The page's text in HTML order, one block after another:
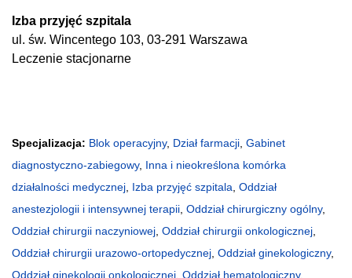
Izba przyjęć szpitala
ul. św. Wincentego 103, 03-291 Warszawa
Leczenie stacjonarne
Specjalizacja: Blok operacyjny, Dział farmacji Gabinet
diagnostyczno-zabiegowy, Inna i nieokreślona komórka
działalności medycznej Izba przyjęć szpitala Oddział
anestezjologii i intensywnej terapii Oddział chirurgiczny ogólny,
Oddział chirurgii naczyniowej Oddział chirurgii onkologicznej
Oddział chirurgii urazowo-ortopedycznej Oddział ginekologiczny,
Oddział ginekologii onkologicznej Oddział hematologiczny,